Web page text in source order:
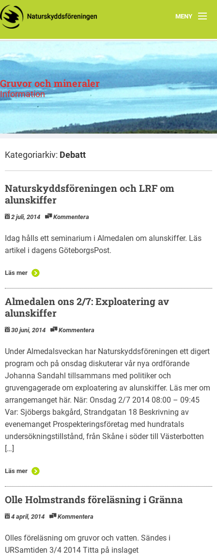
MENY
Hem
Mineralprospektering
Uranprospektering
Gruvor och mineraler
Information
Kategoriarkiv: Debatt
Naturskyddsföreningen och LRF om
alunskiffer
2 juli, 2014 Kommentera
Idag hålls ett seminarium i Almedalen om alunskiffer. Läs
artikel i dagens GöteborgsPost.
Läs mer
Almedalen ons 2/7: Exploatering av
alunskiffer
30 juni, 2014 Kommentera
Under Almedalsveckan har Naturskyddsföreningen ett digert
program och på onsdag diskuterar vår nya ordförande
Johanna Sandahl tillsammans med politiker och
gruvengagerade om exploatering av alunskiffer. Läs mer om
arrangemanget här. När: Onsdag 2/7 2014 08:00 – 09:45
Var: Sjöbergs bakgård, Strandgatan 18 Beskrivning av
evenemanget Prospekteringsföretag med hundratals
undersökningstillstånd, från Skåne i söder till Västerbotten
[…]
Läs mer
Olle Holmstrands föreläsning i Gränna
4 april, 2014 Kommentera
Olles föreläsning om gruvor och vatten. Sändes i
URSamtiden 3/4 2014 Titta på inslaget